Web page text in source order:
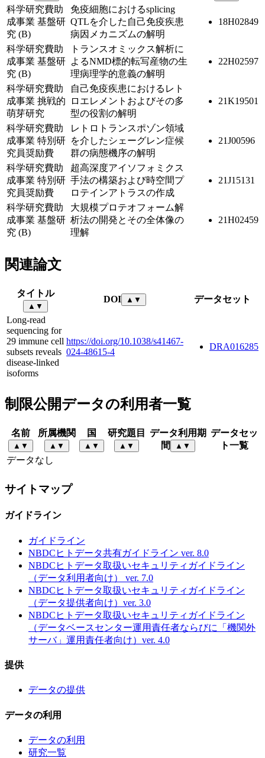
科学研究費助
成事業 基盤研
究 (B)
免疫細胞におけるsplicing
QTLを介した自己免疫疾患
病因メカニズムの解明
18H02849
科学研究費助
成事業 基盤研
究 (B)
トランスオミックス解析に
よるNMD標的転写産物の生
理病理学的意義の解明
22H02597
科学研究費助
成事業 挑戦的
萌芽研究
自己免疫疾患におけるレト
ロエレメントおよびその多
型の役割の解明
21K19501
科学研究費助
成事業 特別研
究員奨励費
レトロトランスポゾン領域
を介したシェーグレン症候
群の病態機序の解明
21J00596
科学研究費助
成事業 特別研
究員奨励費
超高深度アイソフォミクス
手法の構築および時空間プ
ロテインアトラスの作成
21J15131
科学研究費助
成事業 基盤研
究 (B)
大規模プロテオフォーム解
析法の開発とその全体像の
理解
21H02459
関連論文
タイトル
▲ ▼
DOI ▲ ▼ データセット
Long-read
sequencing for
29 immune cell
subsets reveals
disease-linked
isoforms
https://doi.org/10.1038/s41467-
024-48615-4
DRA016285
制限公開データの利用者一覧
名前
▲ ▼
所属機関
▲ ▼
国
▲ ▼
研究題目
▲ ▼
データ利用期
間
▲ ▼
データセッ
ト一覧
データなし
サイトマップ
ガイドライン
ガイドライン
NBDCヒトデータ共有ガイドライン ver. 8.0
NBDCヒトデータ取扱いセキュリティガイドライン
（データ利用者向け） ver. 7.0
NBDCヒトデータ取扱いセキュリティガイドライン
（データ提供者向け）ver. 3.0
NBDCヒトデータ取扱いセキュリティガイドライン
（データベースセンター運用責任者ならびに「機関外
サーバ」運用責任者向け）ver. 4.0
提供
データの提供
データの利用
データの利用
研究一覧